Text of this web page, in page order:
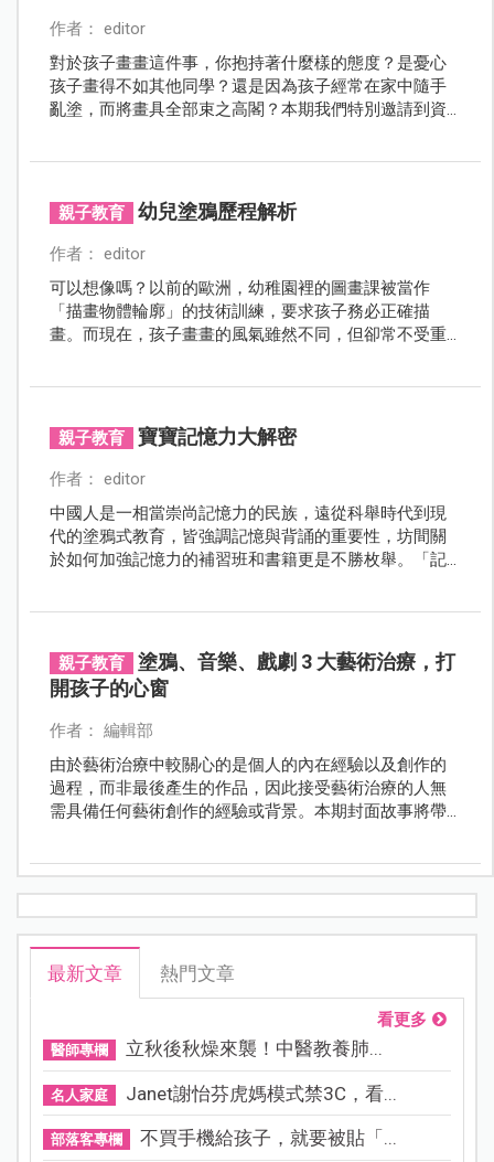
作者： editor
對於孩子畫畫這件事，你抱持著什麼樣的態度？是憂心
孩子畫得不如其他同學？還是因為孩子經常在家中隨手
亂塗，而將畫具全部束之高閣？本期我們特別邀請到資
親子教育
幼兒塗鴉歷程解析
作者： editor
可以想像嗎？以前的歐洲，幼稚園裡的圖畫課被當作
「描畫物體輪廓」的技術訓練，要求孩子務必正確描
畫。而現在，孩子畫畫的風氣雖然不同，但卻常不受重
親子教育 寶寶記憶力大解密
作者： editor
中國人是一相當崇尚記憶力的民族，遠從科舉時代到現
代的塗鴉式教育，皆強調記憶與背誦的重要性，坊間關
於如何加強記憶力的補習班和書籍更是不勝枚舉。「記
步帶領讀者戳破關於記憶力的迷思，並列舉有益增進幼
兒記憶力的方法，請家長不要再將記憶力和死背式的打
壓教育劃上等號囉！
親子教育
塗鴉、音樂、戲劇 3 大藝術治療，打
開孩子的心窗
作者： 編輯部
由於藝術治療中較關心的是個人的內在經驗以及創作的
過程，而非最後產生的作品，因此接受藝術治療的人無
需具備任何藝術創作的經驗或背景。本期封面故事將帶
子心靈之窗的關鍵鑰匙呢！
最新文章 熱門文章
看更多
醫師專欄 立秋後秋燥來襲！中醫教養肺...
名人家庭 Janet謝怡芬虎媽模式禁3C，看...
部落客專欄 不買手機給孩子，就要被貼「...